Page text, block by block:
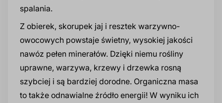
spalania.
Z obierek, skorupek jaj i resztek warzywno-
owocowych powstaje świetny, wysokiej jakości
nawóz pełen minerałów. Dzięki niemu rośliny
uprawne, warzywa, krzewy i drzewka rosną
szybciej i są bardziej dorodne. Organiczna masa
to także odnawialne źródło energii! W wyniku ich